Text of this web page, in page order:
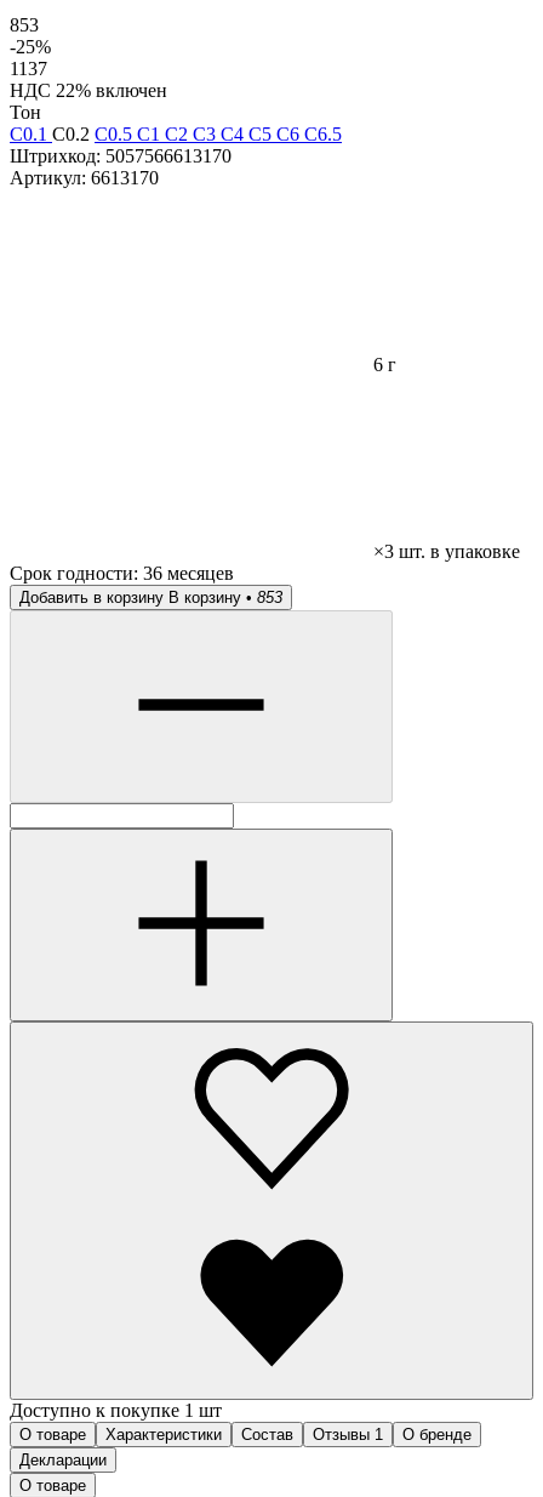
853
-25%
1137
НДС 22% включен
Тон
C0.1 C0.2 C0.5 C1 C2 C3 C4 C5 C6 C6.5
Штрихкод: 5057566613170
Артикул: 6613170
6 г
×3 шт. в упаковке
Срок годности: 36 месяцев
Добавить в корзину В корзину • 853
Доступно к покупке 1 шт
О товаре Характеристики Состав Отзывы 1
О бренде
Декларации
О товаре